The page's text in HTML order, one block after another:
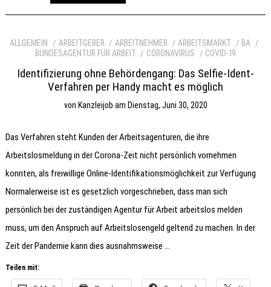
ALLGEMEIN ARBEITGEBER ARBEITNEHMER ARBEITSMARKT
BA
BUNDESAGENTUR FÜR ARBEIT
CORONAVIRUS COVID-19
Identifizierung ohne Behördengang: Das Selfie-Ident-
Verfahren per Handy macht es möglich
von Kanzleijob am Dienstag, Juni 30, 2020
Das Verfahren steht Kunden der Arbeitsagenturen, die ihre
Arbeitslosmeldung in der Corona-Zeit nicht persönlich vornehmen
konnten, als freiwillige Online-Identifikationsmöglichkeit zur Verfügung
Normalerweise ist es gesetzlich vorgeschrieben, dass man sich
persönlich bei der zuständigen Agentur für Arbeit arbeitslos melden
muss, um den Anspruch auf Arbeitslosengeld geltend zu machen. In der
Zeit der Pandemie kann dies ausnahmsweise …
Teilen mit: